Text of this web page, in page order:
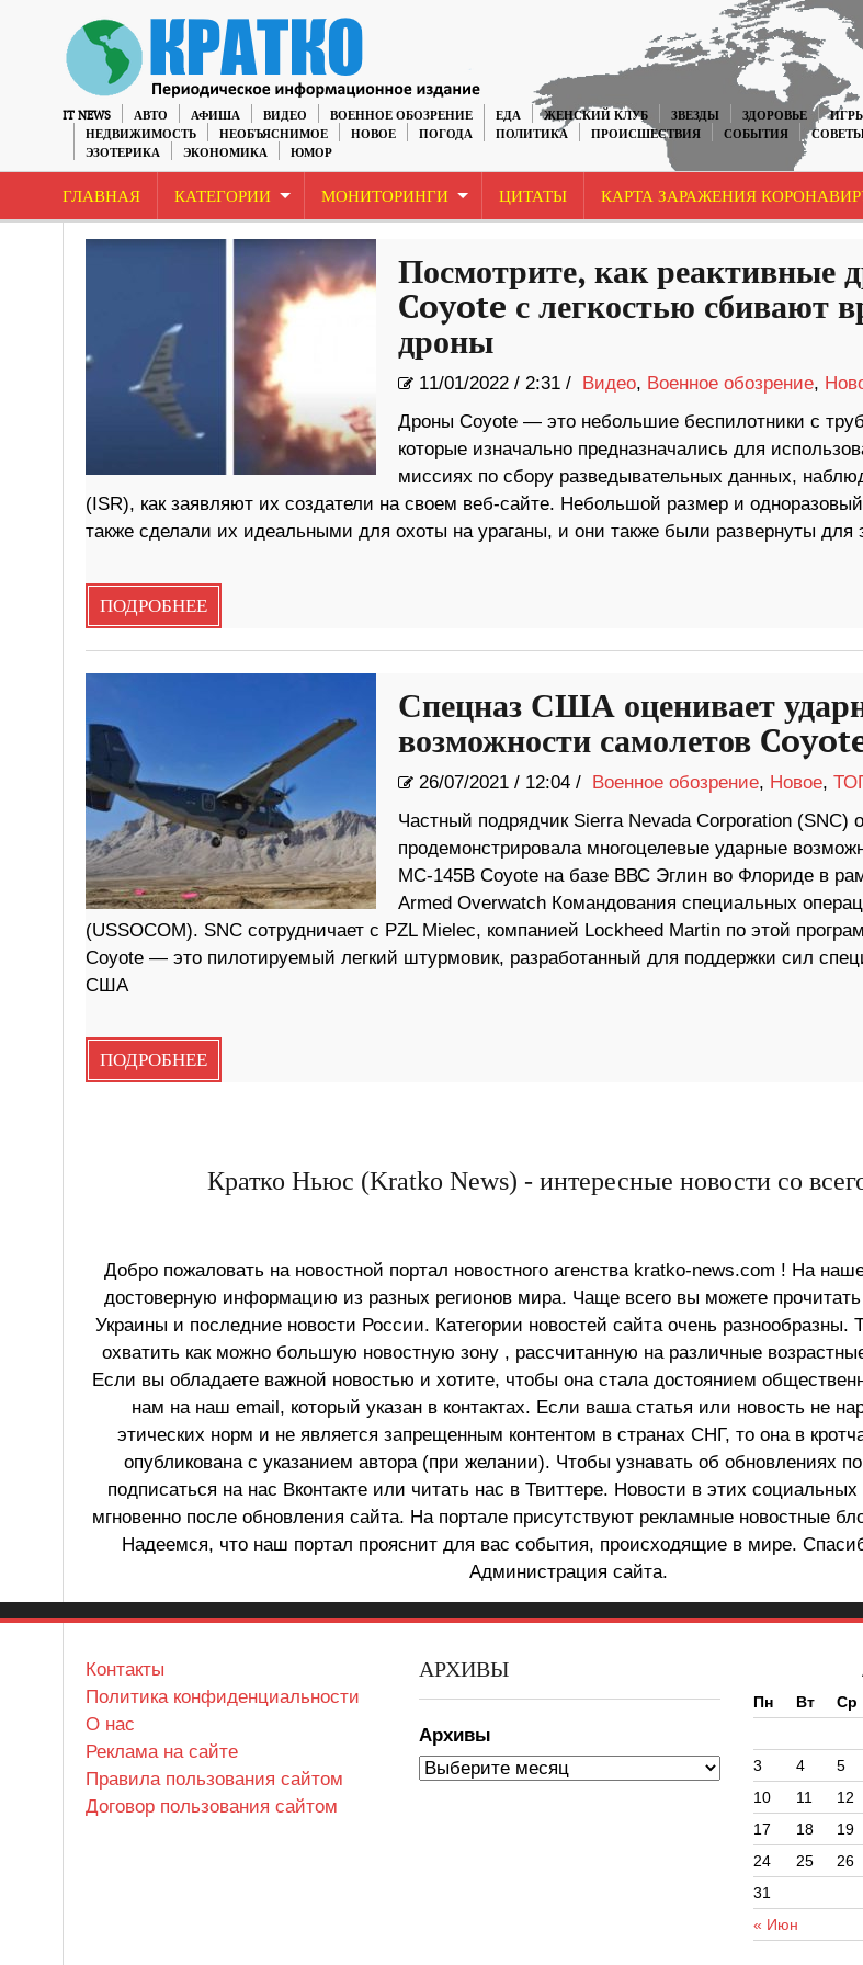
IT NEWS АВТО АФИША ВИДЕО ВОЕННОЕ ОБОЗРЕНИЕ ЕДА ЖЕНСКИЙ КЛУБ ЗВЕЗДЫ ЗДОРОВЬЕ
НЕДВИЖИМОСТЬ
НЕОБЪЯСНИМОЕ НОВОЕ ПОГОДА ПОЛИТИКА ПРОИСШЕСТВИЯ СОБЫТИЯ
ЭЗОТЕРИКА
ЭКОНОМИКА ЮМОР
ГЛАВНАЯ КАТЕГОРИИ МОНИТОРИНГИ ЦИТАТЫ КАРТА ЗАРАЖЕНИЯ
Посмотрите, как реактивные
Coyote с легкостью сбивают
дроны
11/01/2022/ 2:31 / Видео, Военное обозрение,
Дроны Coyote — это небольшие беспилотники с
которые изначально предназначались для
миссиях по сбору разведывательных данных,
(ISR), как заявляют их создатели на своем веб-сайте. Небольшой размер и
также сделали их идеальными для охоты на ураганы, и они также были развернуты для
ПОДРОБНЕЕ
Спецназ США оценивает
возможности самолетов
26/07/2021/ 12:04 / Военное обозрение, Новое,
Частный подрядчик Sierra Nevada Corporation (SNC)
продемонстрировала многоцелевые ударные
MC-145B Coyote на базе ВВС Эглин во Флориде в
Armed Overwatch Командования специальных
(USSOCOM). SNC сотрудничает с PZL Mielec, компанией Lockheed Martin по этой
Coyote — это пилотируемый легкий штурмовик, разработанный для поддержки сил
США
ПОДРОБНЕЕ
Кратко Ньюс (Kratko News) - интересные новости со
Добро пожаловать на новостной портал новостного агенства kratko-news.com ! На
достоверную информацию из разных регионов мира. Чаще всего вы можете
Украины и последние новости России. Категории новостей сайта очень
охватить как можно большую новостную зону , рассчитанную на различные
Если вы обладаете важной новостью и хотите, чтобы она стала достоянием
нам на наш email, который указан в контактах. Если ваша статья или новость не
этических норм и не является запрещенным контентом в странах СНГ, то она в
опубликована с указанием автора (при желании). Чтобы узнавать об обновлениях
подписаться на нас Вконтакте или читать нас в Твиттере. Новости в этих
мгновенно после обновления сайта. На портале присутствуют рекламные новостные
Надеемся, что наш портал прояснит для вас события, происходящие в мире.
Администрация сайта.
Контакты
Политика конфиденциальности
О нас
Реклама на сайте
Правила пользования сайтом
Договор пользования сайтом
АРХИВЫ
Архивы
Пн
Вт Ср
« Июн
3
4 5
10
11 12
17
18 19
24
25 26
31